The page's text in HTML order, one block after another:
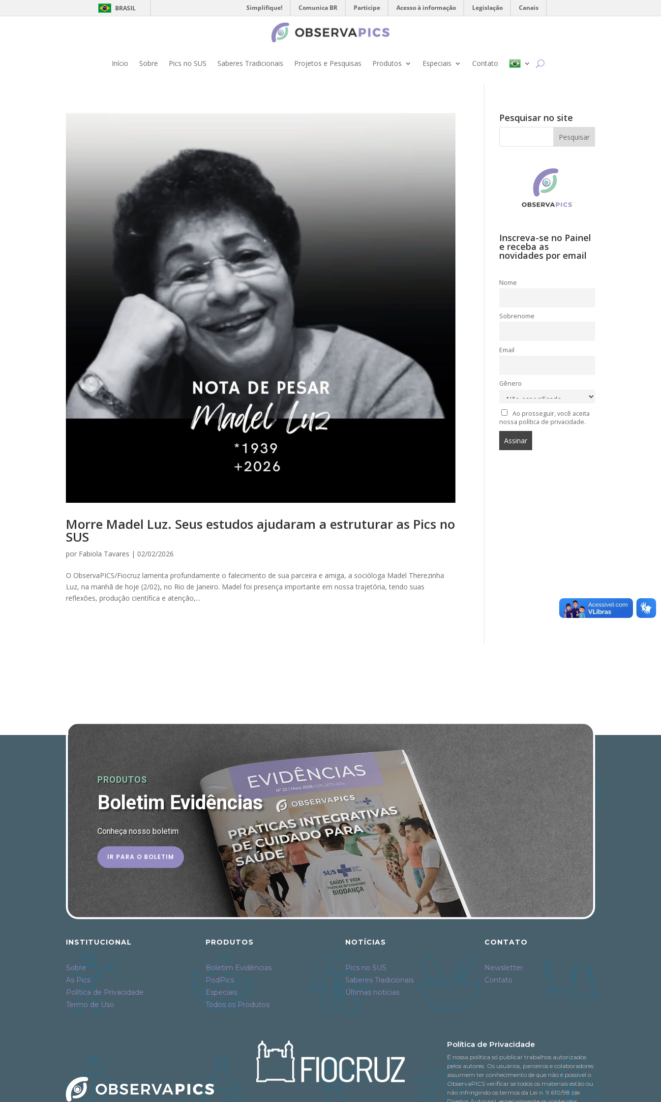
BRASIL Simplifique! Comunica BR Participe Acesso à informação Legislação Canais
Início Sobre Pics no SUS Saberes Tradicionais Projetos e Pesquisas Produtos Especiais Contato
Morre Madel Luz. Seus estudos ajudaram a estruturar as Pics no
SUS
por Fabiola Tavares | 02/02/2026
O ObservaPICS/Fiocruz lamenta profundamente o falecimento de sua parceira e amiga, a socióloga Madel Therezinha
Luz, na manhã de hoje (2/02), no Rio de Janeiro. Madel foi presença importante em nossa trajetória, tendo suas
reflexões, produção científica e atenção,...
Pesquisar no site
Inscreva-se no Painel
e receba as
novidades por email
Nome
Sobrenome
Email
Gênero
Ao prosseguir, você aceita
nossa política de privacidade.
PRODUTOS
Boletim Evidências
Conheça nosso boletim
IR PARA O BOLETIM
INSTITUCIONAL
Sobre
As Pics
Política de Privacidade
Termo de Uso
PRODUTOS
Boletim Evidências
PodPics
Especiais
Todos os Produtos
NOTÍCIAS
Pics no SUS
Saberes Tradicionais
Últimas notícias
CONTATO
Newsletter
Contato
Política de Privacidade
É nossa política só publicar trabalhos autorizados
pelos autores. Os usuários, parceiros e colaboradores
assumem ter conhecimento de que não é possível o
ObservaPICS verificar se todos os materiais estão ou
não infringindo os termos da Lei n. 9.610/98 (de